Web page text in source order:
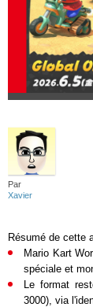
Par
Xavier
Résumé de cette
Mario Kart
spéciale et
Le format
3000), via